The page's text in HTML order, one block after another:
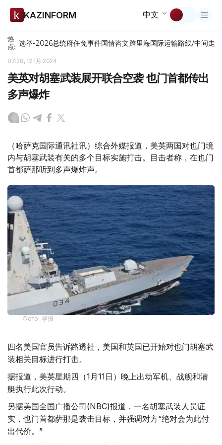
KAZINFORM 中文
热
点: 选举-2026总统府任免事件国情咨文跨里海国际运输路线/中间走廊
07:28, 12 1月 2024
美英对胡塞武装展开联合空袭 也门首都传出
多声爆炸
（哈萨克国际通讯社讯）综合外媒报道，美英两国对也门境
内与胡塞武装有关的多个目标实施打击。目击者称，在也门
首都萨那听到多声爆炸声。
Фото: 早报
四名美国官员告诉路透社，美国和英国已开始对也门胡塞武
装相关目标进行打击。
据报道，美英星期四（1月11日）晚上出动军机、战舰和潜
艇执行此次行动。
另据美国全国广播公司(NBC)报道，一名胡塞武装人员证
实，也门首都萨那是袭击目标，并强调对方“绝对会为此付
出代价。”